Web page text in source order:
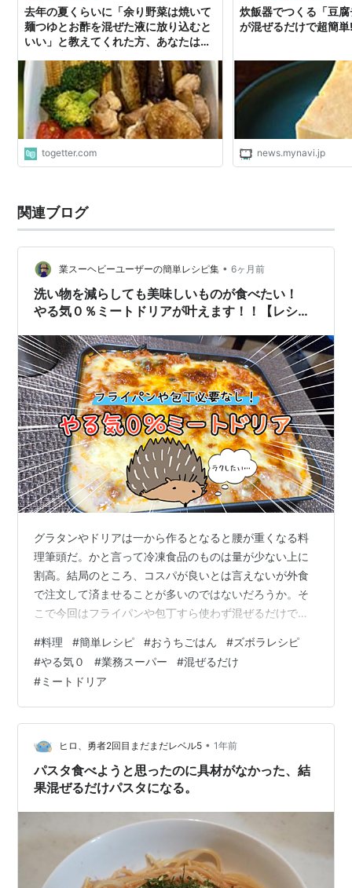
去年の夏くらいに「余り野菜は焼いて
麺つゆとお酢を混ぜた液に放り込むと
いい」と教えてくれた方、あなたは暑
togetter.com
炊飯器でつくる「豆
が混ぜるだけで超簡
news.mynavi.jp
関連ブログ
業スーヘビーユーザーの簡単レシピ集 • 6ヶ月前
洗い物を減らしても美味しいものが食べたい！
やる気０％ミートドリアが叶えます！！【レシピ
グラタンやドリアは一から作るとなると腰が重くなる料
理筆頭だ。かと言って冷凍食品のものは量が少ない上に
割高。結局のところ、コスパが良いとは言えないが外食
で注文して済ませることが多いのではないだろうか。そ
こで今回はフライパンや包丁すら使わず混ぜるだけで作
【材料】1人分 ご飯 茶碗1杯 牛乳 60cc 顆粒コンソメ 小
さじ1 ピザ用チーズ 50g 《ミートソース》 豚ひき肉
120g 舞茸 50g 冷凍カットほうれん草 20g 牛乳 60cc ピ
ザソース 60g バター 20g 塩 少々 粗挽き胡椒 少々 【作
り方】 ミルクご飯を作るまず耐熱ボウルに…
#料理 #簡単レシピ #おうちごはん #ズボラレシピ
#やる気０ #業務スーパー #混ぜるだけ
#ミートドリア
ヒロ、勇者2回目まだまだレベル5 • 1年前
パスタ食べようと思ったのに具材がなかった、結
果混ぜるだけパスタになる。